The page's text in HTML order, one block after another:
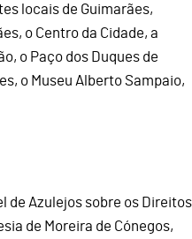
locais de Guimarães,
o Centro da Cidade, a
o Paço dos Duques de
o Museu Alberto Sampaio,
de Azulejos sobre os Direitos
de Moreira de Cónegos,